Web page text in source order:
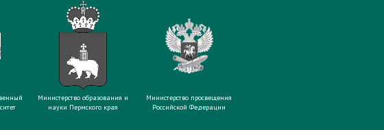
Министерство образования и
науки Пермского края
Министерство просвещения
Российской Федерации